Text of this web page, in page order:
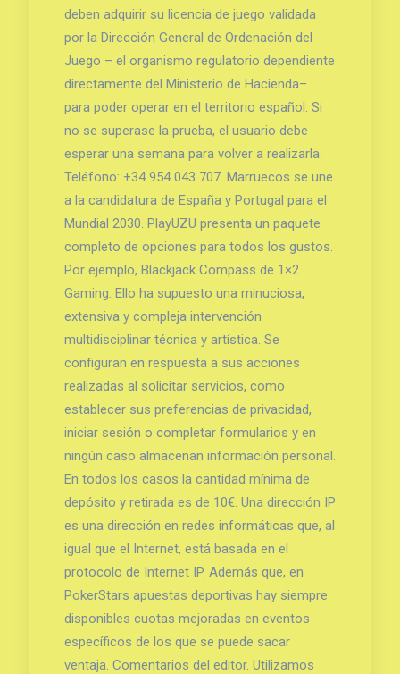
deben adquirir su licencia de juego validada
por la Dirección General de Ordenación del
Juego – el organismo regulatorio dependiente
directamente del Ministerio de Hacienda–
para poder operar en el territorio español. Si
no se superase la prueba, el usuario debe
esperar una semana para volver a realizarla.
Teléfono: +34 954 043 707. Marruecos se une
a la candidatura de España y Portugal para el
Mundial 2030. PlayUZU presenta un paquete
completo de opciones para todos los gustos.
Por ejemplo, Blackjack Compass de 1×2
Gaming. Ello ha supuesto una minuciosa,
extensiva y compleja intervención
multidisciplinar técnica y artística. Se
configuran en respuesta a sus acciones
realizadas al solicitar servicios, como
establecer sus preferencias de privacidad,
iniciar sesión o completar formularios y en
ningún caso almacenan información personal.
En todos los casos la cantidad mínima de
depósito y retirada es de 10€. Una dirección IP
es una dirección en redes informáticas que, al
igual que el Internet, está basada en el
protocolo de Internet IP. Además que, en
PokerStars apuestas deportivas hay siempre
disponibles cuotas mejoradas en eventos
específicos de los que se puede sacar
ventaja. Comentarios del editor. Utilizamos